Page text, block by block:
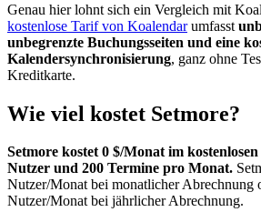
Genau hier lohnt sich ein Vergleich mit
kostenlose Tarif von Koalendarumfasst
unbegrenzte Buchungsseiten und eine
Kalendersynchronisierung, ganz ohne
Kreditkarte.
Wie viel kostet Setmore?
Setmore kostet 0 $/Monat im
Nutzer und 200 Termine pro Monat.
Nutzer/Monat bei monatlicher Abrechnung
Nutzer/Monat bei jährlicher Abrechnung.